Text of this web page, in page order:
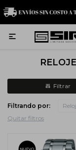

Filtrando por:
Quitar filtros
Relojes
G-Shock
Baby-G